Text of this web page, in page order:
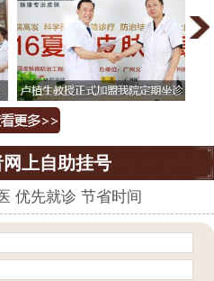
上自助挂号
优先就诊 节省时间